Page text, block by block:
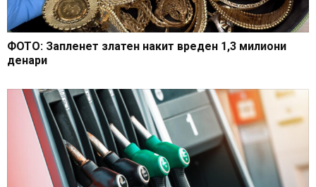
ФОТО: Запленет златен накит вреден 1,3 милиони
денари